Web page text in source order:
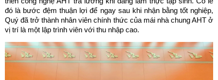
đó là bước đệm thuận lợi để ngay sau khi nhận bằng tốt nghiệp,
Quý đã trở thành nhân viên chính thức của mái nhà chung AHT ở
vị trí là một lập trình viên với thu nhập cao.